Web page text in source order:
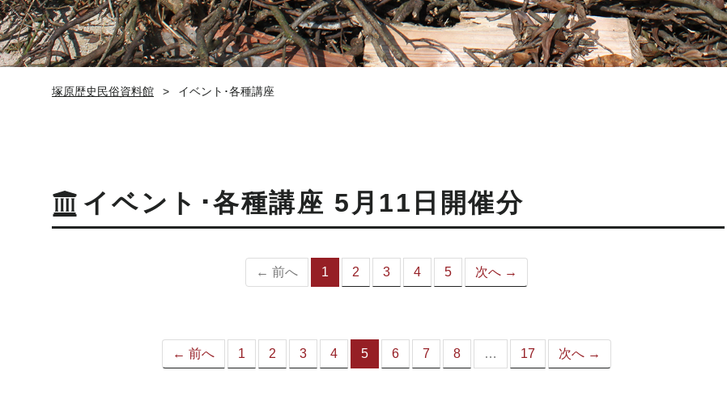
塚原歴史民俗資料館 イベント･各種講座
イベント･各種講座 5月11日開催分
← 前へ 1
（こ
ジ）
2 3 4 5 次へ →
← 前へ 1 2 3 4 5
（こ
6 7 8 … 17 次へ →